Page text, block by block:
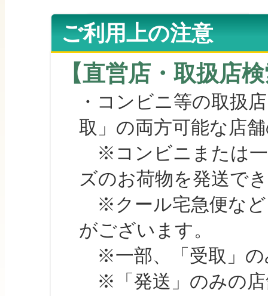
ご利用上の注意
【直営店・取扱店
・コンビニ等の取扱
取」の両方可能な店
※コンビニまたは一
ズのお荷物を発送で
※クール宅急便など
がございます。
※一部、「受取」の
※「発送」のみの店